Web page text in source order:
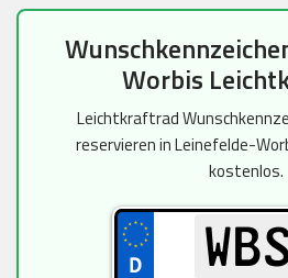
Worbis
Leichtkraftrad
reservieren in Leinefelde-
kostenlos.